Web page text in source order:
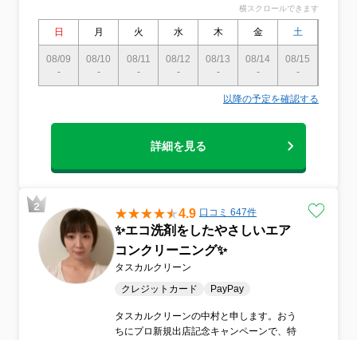
横スクロールできます
日 月 火 水 木 金 土
08/09
-
08/10
-
08/11
-
08/12
-
08/13
-
08/14
-
08/15
-
以降の予定を確認する
詳細を見る
4.9 口コミ 647件
✨エコ洗剤をしたやさしいエア
コンクリーニング✨
タスカルクリーン
クレジットカード
PayPay
タスカルクリーンの中村と申します。おう
ちにプロ新規出店記念キャンペーンで、特